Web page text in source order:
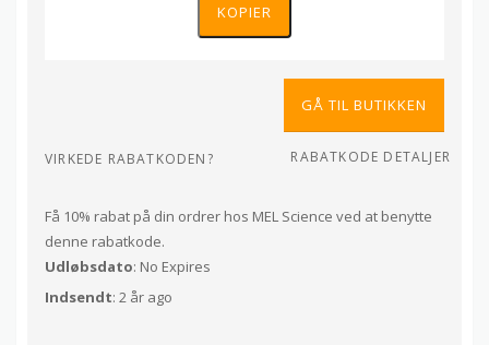
KOPIER
GÅ TIL BUTIKKEN
VIRKEDE RABATKODEN? RABATKODE DETALJER
Få 10% rabat på din ordrer hos MEL Science ved at benytte
denne rabatkode.
Udløbsdato: No Expires
Indsendt: 2 år ago